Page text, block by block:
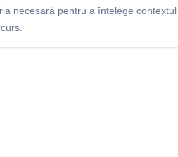
necesară pentru a înțelege